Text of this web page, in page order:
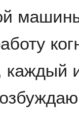
каждый